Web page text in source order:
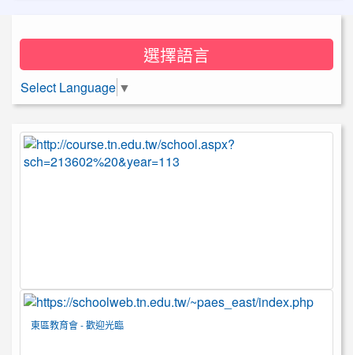
選擇語言
Select Language ▼
東區教育會 - 歡迎光臨